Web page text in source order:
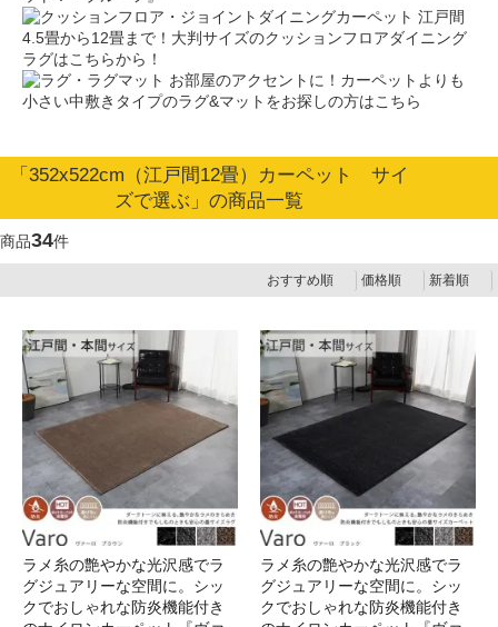
江戸間
4.5畳から12畳まで！大判サイズのクッションフロアダイニング
ラグはこちらから！
お部屋のアクセントに！カーペットよりも
小さい中敷きタイプのラグ&マットをお探しの方はこちら
「352x522cm（江戸間12畳）カーペット サイ
ズで選ぶ」の商品一覧
商品34件
おすすめ順 価格順 新着順
ラメ糸の艶やかな光沢感でラ
グジュアリーな空間に。シッ
クでおしゃれな防炎機能付き
ラメ糸の艶やかな光沢感でラ
グジュアリーな空間に。シッ
クでおしゃれな防炎機能付き